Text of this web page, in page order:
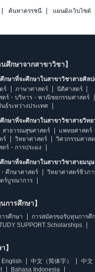
ค้นหาดรรชนี แผนผังเว็บไซต์
นศึกษาจากสาขาวิชา】
กษาที่จะศึกษาในสาขาวิชาสายศิล
ร์
ภาษาศาสตร์
นิติศาสตร์
ตร์・บริหาร・พาณิชยกรรมศาสตร์
ธ์ระหว่างประเทศ
กษาที่จะศึกษาในสาขาวิชาสายวิทย
สาธารณสุขศาสตร์
แพทยศาสตร์
ร์
วิทยาศาสตร์
วิศวกรรมศาส
ตร์・การประมง
กษาที่จะศึกษาในสาขาวิชาสายมนุ
ศึกษาศาสตร์
วิทยาศาสตร์ชีวภา
ร์บูรณาการ
การศึกษา】
รศึกษา
การสมัครขอรับทุนการศึ
SUPPORT Scholarships
】
English 中文（简体字） 中文
Bahasa Indonesia